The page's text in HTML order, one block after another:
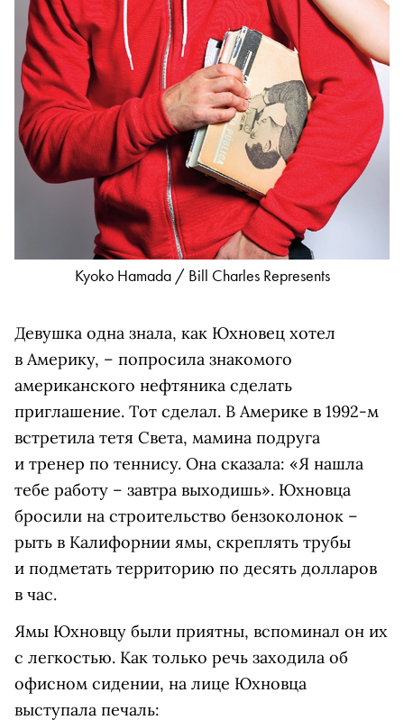
Kyoko Hamada / Bill Charles Represents
Девушка одна знала, как Юхновец хотел
в Америку, – попросила знакомого
американского нефтяника сделать
приглашение. Тот сделал. В Америке в 1992‑м
встретила тетя Света, мамина подруга
и тренер по теннису. Она сказала: «Я нашла
тебе работу – завтра выходишь». Юхновца
бросили на строительство бензоколонок –
рыть в Калифорнии ямы, скреплять трубы
и подметать территорию по десять долларов
в час.
Ямы Юхновцу были приятны, вспоминал он их
с легкостью. Как только речь заходила об
офисном сидении, на лице Юхновца
выступала печаль: